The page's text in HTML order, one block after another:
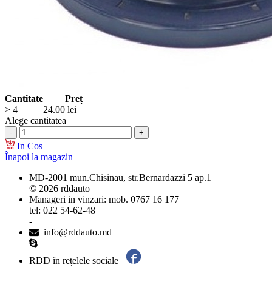
Cantitate
Preț
> 4
24.00 lei
Alege cantitatea
In Cos
Înapoi la magazin
MD-2001 mun.Chisinau, str.Bernardazzi 5 ap.1
© 2026 rddauto
Manageri in vinzari: mob. 0767 16 177
tel: 022 54-62-48
-
info@rddauto.md
RDD în rețelele sociale